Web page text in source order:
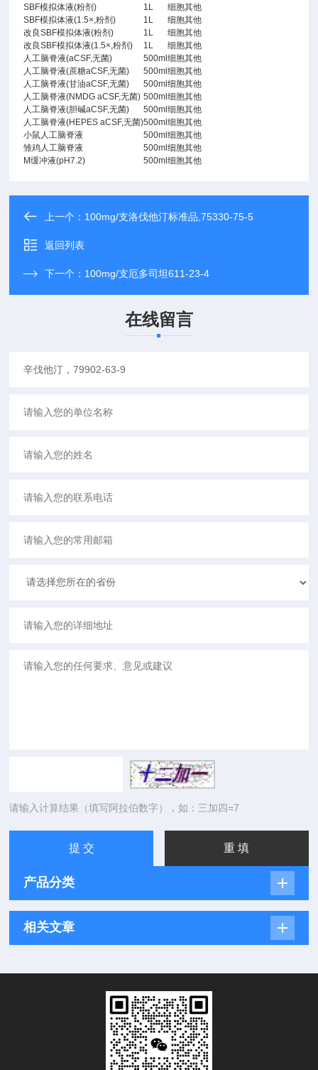
SBF模拟体液(粉剂)
1L
细胞其他
SBF模拟体液(1.5×,粉剂)
1L
细胞其他
改良SBF模拟体液(粉剂)
1L
细胞其他
改良SBF模拟体液(1.5×,粉剂)
1L
细胞其他
人工脑脊液(aCSF,无菌)
500ml细胞其他
人工脑脊液(蔗糖aCSF,无菌)
500ml细胞其他
人工脑脊液(甘油aCSF,无菌)
500ml细胞其他
人工脑脊液(NMDG aCSF,无菌) 500ml细胞其他
人工脑脊液(胆碱aCSF,无菌)
500ml细胞其他
人工脑脊液(HEPES aCSF,无菌)500ml细胞其他
小鼠人工脑脊液
500ml细胞其他
雏鸡人工脑脊液
500ml细胞其他
M缓冲液(pH7.2)
500ml细胞其他
上一个： 100mg/支洛伐他汀标准品,75330-75-5
返回列表
下一个： 100mg/支厄多司坦611-23-4
在线留言
请输入计算结果（填写阿拉伯数字），如：三加四=7
产品分类
相关文章